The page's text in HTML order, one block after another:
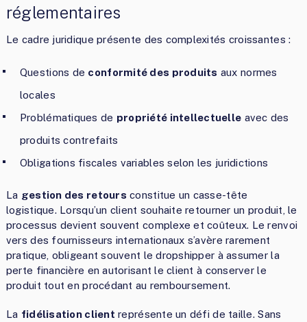
réglementaires
Le cadre juridique présente des complexités croissantes :
Questions de conformité des produits aux normes
locales
Problématiques de propriété intellectuelle avec des
produits contrefaits
Obligations fiscales variables selon les juridictions
La gestion des retours constitue un casse-tête
logistique. Lorsqu’un client souhaite retourner un produit, le
processus devient souvent complexe et coûteux. Le renvoi
vers des fournisseurs internationaux s’avère rarement
pratique, obligeant souvent le dropshipper à assumer la
perte financière en autorisant le client à conserver le
produit tout en procédant au remboursement.
La fidélisation client représente un défi de taille. Sans